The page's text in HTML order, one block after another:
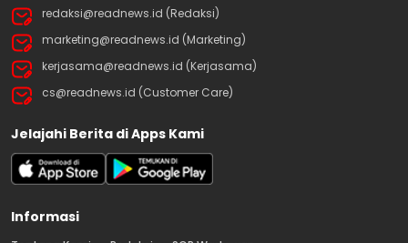
redaksi@readnews.id (Redaksi)
marketing@readnews.id (Marketing)
kerjasama@readnews.id (Kerjasama)
cs@readnews.id (Customer Care)
Jelajahi Berita di Apps Kami
Informasi